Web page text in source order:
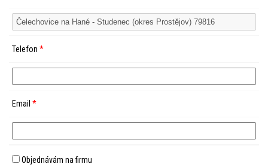
Telefon *
Email *
Objednávám na firmu